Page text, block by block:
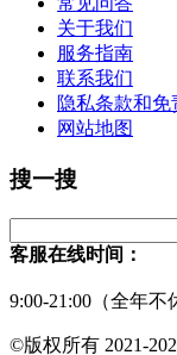
关于我们
服务指南
联系我们
隐私条款和免
网站地图
搜一搜
客服在线时间：
9:00-21:00（全年不
©版权所有 2021-